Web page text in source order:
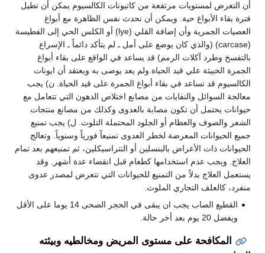
أن التعرض لمستويات مرتفعة من كاتيونات الكالسيوم يمكن أن تطيل
فترة بقاء الأبواغ حية. ويمكن أن تحدث نفس الظاهرة مع أبواغ
العصيات الجمرية وأن إضافة القلي (lye) أو الكلس الحي إلى الفطيسة
(carcase) (والذي كان يوضع على أمل ـ لم يتأكد دائماً ـ الإسراع
بالتفسخ وطرد آكلات الرمم) قد يساعد في الواقع على بقاء أبواغ
الجمرة الخبيثة علي قيد الحياة.ولم يعد يوصى به ويعتقد أن ايونات
الكالسيوم قد تساعد في بقاء أبواغ الجمرة على قيد الحياة. ن) يجب
معالجة السوائل والنفايات من مصانع اختلاص الدهون التي تتعامل مع
حيوانات يحتمل أن تكون مصابة بالعدوى وكذلك من مصانع منتجات
الشعر والصوف والعظام أو الجلود المحتملة التلوث. ل) يجب تمنيع
جميع الحيوانات المعرضة لخطر العدوى تمنيعاً فورياً وسنوياً. وتعالج
الحيوانات ذات الأعراض بالبنسلين أو التتراسيكلين، ثم تمنيعهم بعد تمام
العلاج. ويجب عدم استخدامها كطعام قبل انقضاء عدة أشهر. وقد
يستعمل العلاج بدلاً من التمنيع للحيوانات التي تتعرض لمصدر عدوى
منفرد، كالعلف التجاري الملوث.
القطيع الصاب يجب ان يبقى في الحجر الصحى 14 يوما على الأقل
ويفضل 20 يوم بعد أخر حالة.
المكافحة على مستوى المريض ومخالطيه وبيئته